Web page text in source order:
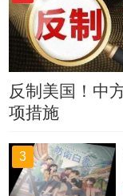
反制美国！中
项措施
3